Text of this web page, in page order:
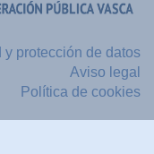
y protección de datos
Aviso legal
Política de cookies